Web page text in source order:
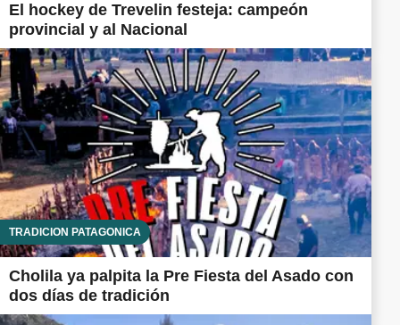
El hockey de Trevelin festeja: campeón
provincial y al Nacional
TRADICIÓN PATAGÓNICA
Cholila ya palpita la Pre Fiesta del Asado con
dos días de tradición